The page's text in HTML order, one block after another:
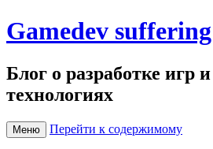
Gamedev suffering
Блог о разработке игр
технологиях
Меню Перейти к содержимому